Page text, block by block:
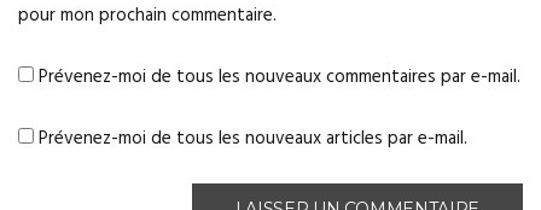
pour mon prochain commentaire.
Prévenez-moi de tous les nouveaux commentaires par e-mail.
Prévenez-moi de tous les nouveaux articles par e-mail.